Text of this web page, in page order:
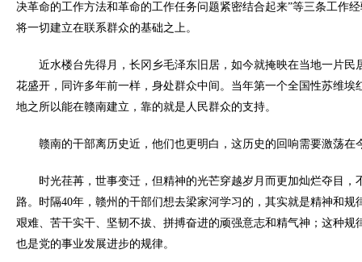
决革命的工作方法和革命的工作任务问题紧密结合起来”等三条工作
将一切建立在联系群众的基础之上。
近水楼台先得月，长冈乡毛泽东旧居，如今就掩映在当地一片民
花盛开，同许多年前一样，身处群众中间。当年第一个全国性苏维埃
地之所以能在赣南建立，靠的就是人民群众的支持。
赣南的干部离历史近，他们也更明白，这历史的回响需要激荡在
时光荏苒，世事变迁，但精神的光芒穿越岁月而更加灿烂夺目，
路。时隔40年，赣州的干部们想去梁家河学习的，其实就是精神和规
艰难、苦干实干、坚韧不拔、拼搏奋进的顽强意志和精气神；这种规
也是党的事业发展进步的规律。